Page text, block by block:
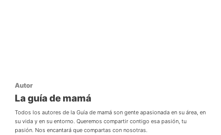
Autor
La guía de mamá
Todos los autores de la Guía de mamá son gente apasionada en su área, en
su vida y en su entorno. Queremos compartir contigo esa pasión, tu
pasión. Nos encantará que compartas con nosotras.